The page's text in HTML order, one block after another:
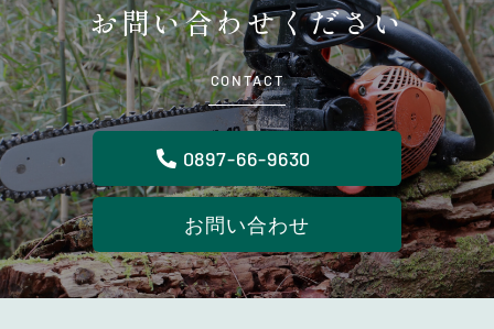
お問い合わせください
CONTACT
0897-66-9630
お問い合わせ